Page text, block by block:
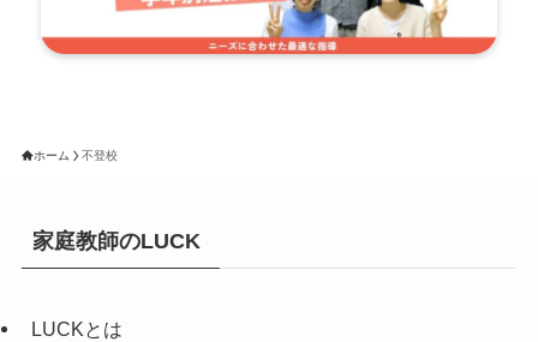
ホーム 不登校
家庭教師のLUCK
LUCKとは